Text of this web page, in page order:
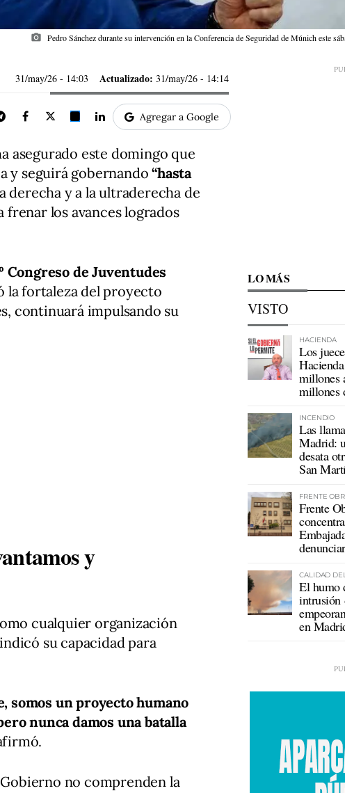
photo_camera Pedro Sánchez durante su intervención en la Conferencia de Seguridad de Múnich este
31/may/26 - 14:03 Actualizado: 31/may/26 - 14:14
Agregar a Google
asegurado este domingo que
y seguirá gobernando“hasta
derecha y a la ultraderecha de
frenar los avances logrados
Congreso de Juventudes
la fortaleza del proyecto
continuará impulsando su
y
cualquier organización
su capacidad para
somos un proyecto humano
nunca damos una batalla
no comprenden la
LO MÁS
VISTO
HACIENDA
Los
millones
millones
INCENDIO
Las
Madrid:
desata
San
FRENTE
Frente
CALIDAD
El humo
intrusión
en